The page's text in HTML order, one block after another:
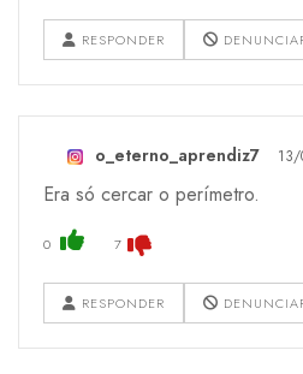
RESPONDER
o_eterno_aprendiz7
Era só cercar o perímetro.
0 7
RESPONDER